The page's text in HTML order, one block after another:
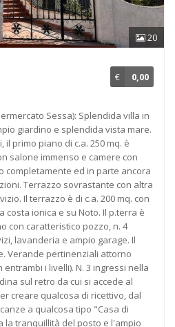
20
€ 0,00
Sessa): Splendida villa in
giardino e splendida vista mare.
il primo piano di c.a. 250 mq. è
salone immenso e camere con
completamente ed in parte ancora
Terrazzo sovrastante con altra
Il terrazzo è di c.a. 200 mq. con
costa ionica e su Noto. Il p.terra è
con caratteristico pozzo, n. 4
lavanderia e ampio garage. Il
Verande pertinenziali attorno
i livelli). N. 3 ingressi nella
sul retro da cui si accede al
creare qualcosa di ricettivo, dal
a qualcosa tipo "Casa di
la tranquillità del posto e l'ampio